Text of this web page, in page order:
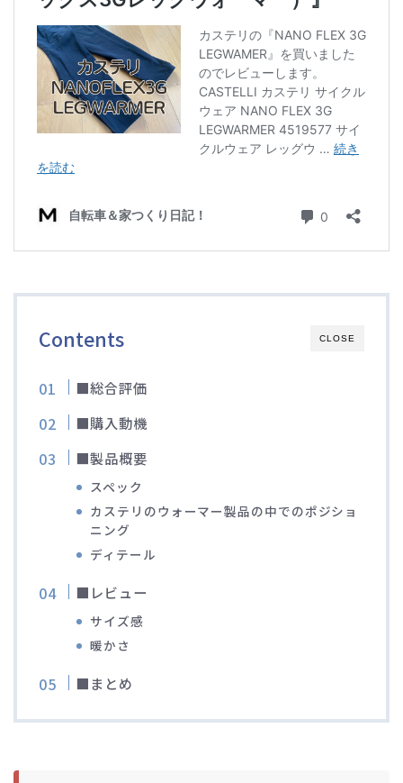
CLOSE
Contents
■総合評価
■購入動機
■製品概要
スペック
カステリのウォーマー製品の中でのポジショ
ニング
ディテール
■レビュー
サイズ感
暖かさ
■まとめ